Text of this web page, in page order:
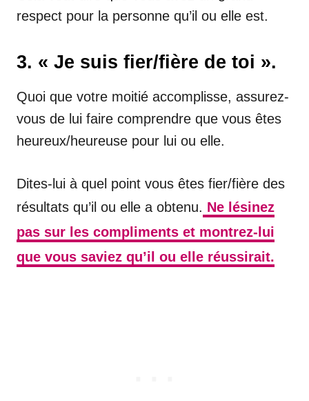
respect pour la personne qu’il ou elle est.
3. « Je suis fier/fière de toi ».
Quoi que votre moitié accomplisse, assurez-
vous de lui faire comprendre que vous êtes
heureux/heureuse pour lui ou elle.
Dites-lui à quel point vous êtes fier/fière des
résultats qu’il ou elle a obtenu. Ne lésinez
pas sur les compliments et montrez-lui
que vous saviez qu’il ou elle réussirait.